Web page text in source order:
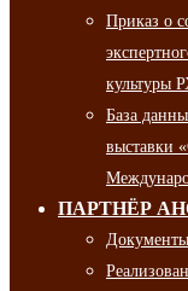
Приказ о
культуры
База
выставки
ПАРТНЁР